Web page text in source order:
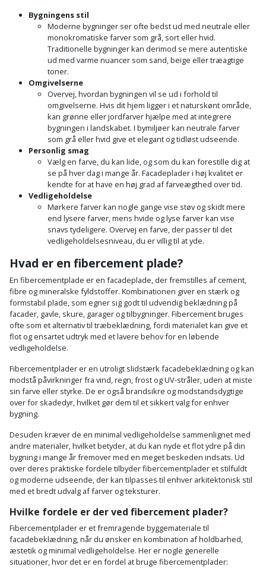
Bygningens stil
Moderne bygninger ser ofte bedst ud med neutrale eller
monokromatiske farver som grå, sort eller hvid.
Traditionelle bygninger kan derimod se mere autentiske
ud med varme nuancer som sand, beige eller træagtige
toner.
Omgivelserne
Overvej, hvordan bygningen vil se ud i forhold til
omgivelserne. Hvis dit hjem ligger i et naturskønt område,
kan grønne eller jordfarver hjælpe med at integrere
bygningen i landskabet. I bymiljøer kan neutrale farver
som grå eller hvid give et elegant og tidløst udseende.
Personlig smag
Vælg en farve, du kan lide, og som du kan forestille dig at
se på hver dag i mange år. Facadeplader i høj kvalitet er
kendte for at have en høj grad af farveægthed over tid.
Vedligeholdelse
Mørkere farver kan nogle gange vise støv og skidt mere
end lysere farver, mens hvide og lyse farver kan vise
snavs tydeligere. Overvej en farve, der passer til det
vedligeholdelsesniveau, du er villig til at yde.
Hvad er en fibercement plade?
En fibercementplade er en facadeplade, der fremstilles af cement,
fibre og mineralske fyldstoffer. Kombinationen giver en stærk og
formstabil plade, som egner sig godt til udvendig beklædning på
facader, gavle, skure, garager og tilbygninger. Fibercement bruges
ofte som et alternativ til træbeklædning, fordi materialet kan give et
flot og ensartet udtryk med et lavere behov for en løbende
vedligeholdelse.
Fibercementplader er en utroligt slidstærk facadebeklædning og kan
modstå påvirkninger fra vind, regn, frost og UV-stråler, uden at miste
sin farve eller styrke. De er også brandsikre og modstandsdygtige
over for skadedyr, hvilket gør dem til et sikkert valg for enhver
bygning.
Desuden kræver de en minimal vedligeholdelse sammenlignet med
andre materialer, hvilket betyder, at du kan nyde et flot ydre på din
bygning i mange år fremover med en meget beskeden indsats. Ud
over deres praktiske fordele tilbyder fibercementplader et stilfuldt
og moderne udseende, der kan tilpasses til enhver arkitektonisk stil
med et bredt udvalg af farver og teksturer.
Hvilke fordele er der ved fibercement plader?
Fibercementplader er et fremragende byggemateriale til
facadebeklædning, når du ønsker en kombination af holdbarhed,
æstetik og minimal vedligeholdelse. Her er nogle generelle
situationer, hvor det er en fordel at bruge fibercementplader: